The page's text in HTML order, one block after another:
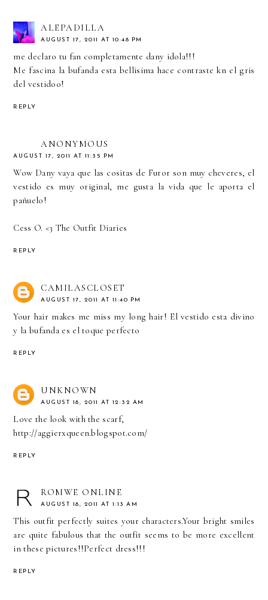
ALEPADILLA
AUGUST 17, 2011 AT 10:48 PM
me declaro tu fan completamente dany idola!!!
Me fascina la bufanda esta bellisima hace contraste kn el gris
del vestidoo!
REPLY
ANONYMOUS
AUGUST 17, 2011 AT 11:35 PM
Wow Dany vaya que las cositas de Furor son muy cheveres, el
vestido es muy original, me gusta la vida que le aporta el
pañuelo!
Cess O. <3 The Outfit Diaries
REPLY
CAMILASCLOSET
AUGUST 17, 2011 AT 11:40 PM
Your hair makes me miss my long hair! El vestido esta divino
y la bufanda es el toque perfecto
REPLY
UNKNOWN
AUGUST 18, 2011 AT 12:32 AM
Love the look with the scarf,
http://aggierxqueen.blogspot.com/
REPLY
ROMWE ONLINE
AUGUST 18, 2011 AT 1:13 AM
This outfit perfectly suites your characters.Your bright smiles
are quite fabulous that the outfit seems to be more excellent
in these pictures!!Perfect dress!!!
REPLY